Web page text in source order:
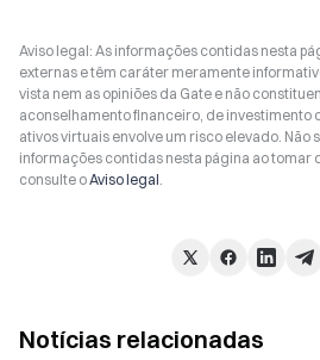
Aviso legal: As informações contidas nesta
externas e têm caráter meramente
vista nem as opiniões da Gate e não
aconselhamento financeiro, de investimento
ativos virtuais envolve um risco elevado. Não
informações contidas nesta página ao tomar
consulte oAviso legal.
Notícias relacionadas